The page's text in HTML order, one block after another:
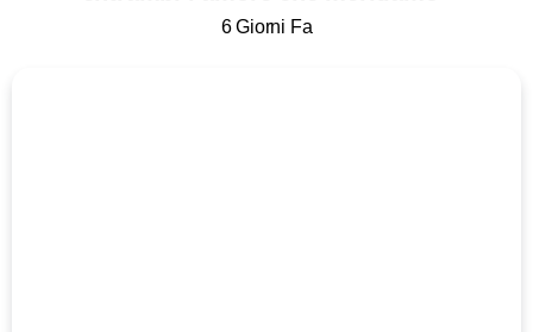
6 Giorni Fa